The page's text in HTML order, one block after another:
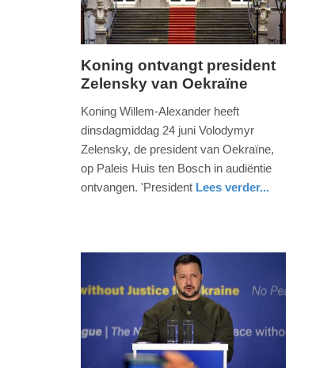
Update:
16-
04-
2026
13:25
dinsdag,
22:17
06-
22:20
Koning ontvangt president
Zelensky van Oekraïne
Koning Willem-Alexander heeft
dinsdagmiddag 24 juni Volodymyr
Zelensky, de president van Oekraïne,
op Paleis Huis ten Bosch in audiëntie
ontvangen. 'President Lees verder...